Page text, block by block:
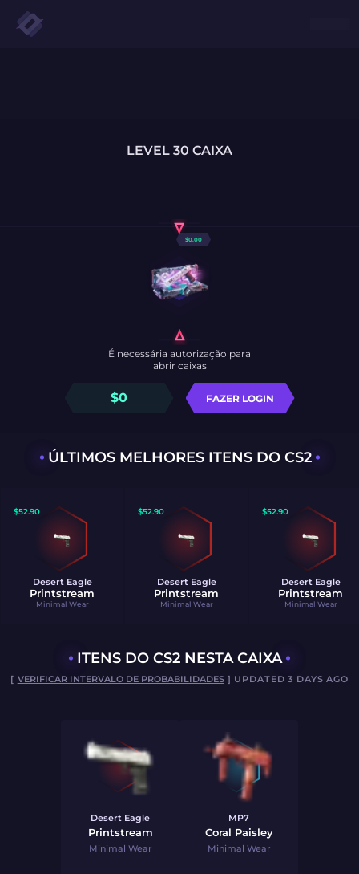
LEVEL 30 CAIXA
$0.00
$0 FAZER LOGIN
É necessária autorização para
abrir caixas
ÚLTIMOS MELHORES ITENS DO CS2
$52.90
Desert Eagle
Printstream
Minimal Wear
$52.90
Desert Eagle
Printstream
Minimal Wear
$52.90
Desert Eagle
Printstream
Minimal Wear
ITENS DO CS2 NESTA CAIXA
[ VERIFICAR INTERVALO DE PROBABILIDADES] UPDATED 3 DAYS AGO
Desert Eagle
Printstream
Minimal Wear
MP7
Coral Paisley
Minimal Wear